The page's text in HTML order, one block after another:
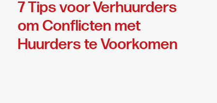
7 Tips voor Verhuurders
om Conflicten met
Huurders te Voorkomen